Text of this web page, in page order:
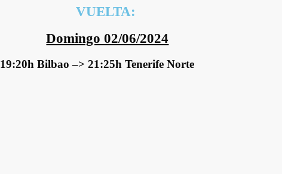
VUELTA:
Domingo 02/06/2024
19:20h Bilbao –> 21:25h Tenerife Norte